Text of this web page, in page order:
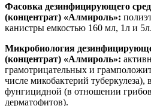
Фасовка дезинфицирующего
(концентрат) «Алмироль»:
канистры емкостью 160 мл, 1л и 5л.
Микробиология
(концентрат) «Алмироль»:
грамотрицательных и
числе микобактерий
фунгицидной (в отношении
дерматофитов).